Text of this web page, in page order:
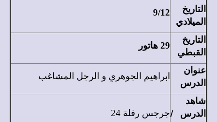
التاريخ
الميلادي
9/12
التاريخ
القبطي
29 هاتور
عنوان
الدرس
ابراهيم الجوهري و الرجل المشاغب
شاهد
الدرس /جرجس رفلة 24